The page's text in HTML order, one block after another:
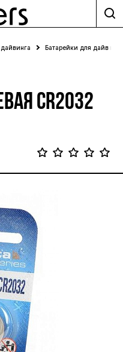
Батарейки для дайв
CR2032